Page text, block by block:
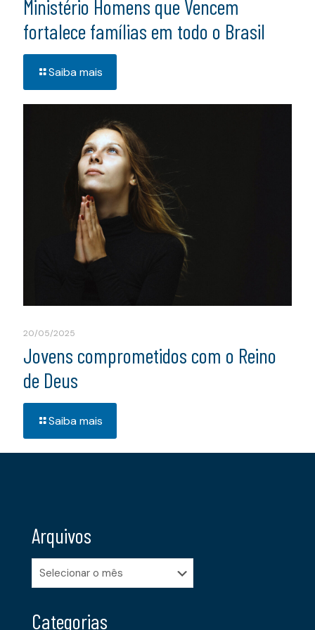
Ministério Homens que Vencem
fortalece famílias em todo o Brasil
Saiba mais
20/05/2025
Jovens comprometidos com o Reino
de Deus
Saiba mais
Arquivos
Arquivos
Categorias